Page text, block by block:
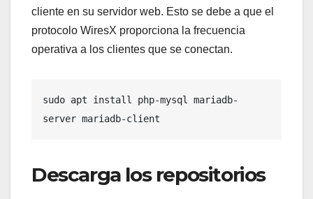
cliente en su servidor web. Esto se debe a que el
protocolo WiresX proporciona la frecuencia
operativa a los clientes que se conectan.
sudo apt install php-mysql mariadb-
server mariadb-client
Descarga los repositorios